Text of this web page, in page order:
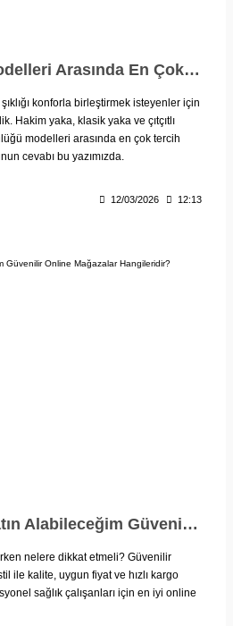
Doktor Önlüğü Modelleri Arasında En Çok Tercih Edilenler Hangileridir?
konforla birleştirmek isteyenler için
Hakim yaka, klasik yaka ve çıtçıtlı
modelleri arasında en çok tercih
cevabı bu yazımızda.
12/03/2026 12:13
Doktor Önlüğü Satın Alabileceğim Güvenilir Online Mağazalar Hangileridir?
nelere dikkat etmeli? Güvenilir
ile kalite, uygun fiyat ve hızlı kargo
sağlık çalışanları için en iyi online